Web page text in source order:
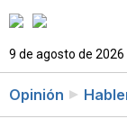
9 de agosto de 2026
Opinión